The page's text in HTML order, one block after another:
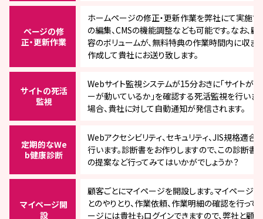
ページの修
正・更新作業
ホームページの修正・更新作業を弊社にて実施で
の編集、CMSの機能調整なども可能です。なお、
容のボリュームが、無料特典の作業時間内に収ま
作成して貴社にお送り致します。
サイトの死活
監視
Webサイト監視システムが15分おきに「サイトが
ーが動いているか」を確認する死活監視を行いま
場合、貴社に対して自動通知が発信されます。
定期的なWe
b健康診断
Webアクセシビリティ、セキュリティ、JIS規格適
行います。診断書をお作りしますので、この診断
の提案など行ってみてはいかがでしょうか？
マイページ開
設
顧客ごとにマイページを開設します。マイページに
とのやりとり、作業依頼、作業明細の確認を行って
ージには貴社もログインできますので、弊社と顧